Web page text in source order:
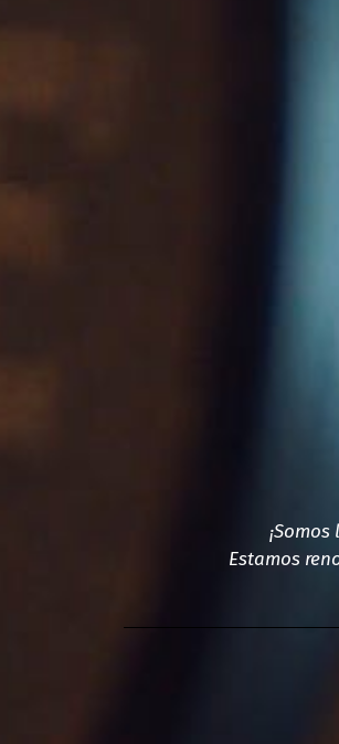
Estamos